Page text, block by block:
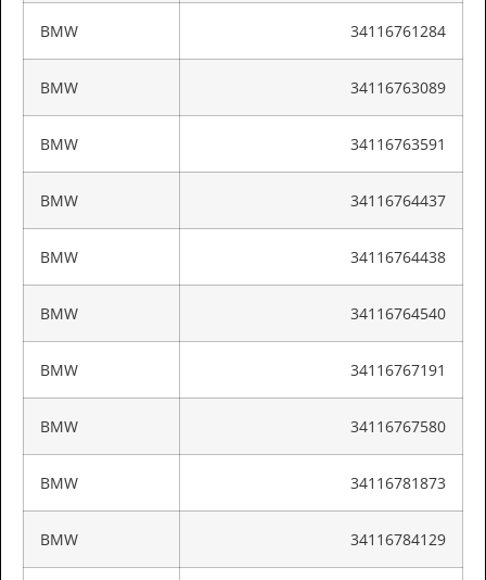
BMW 34116761284
BMW 34116763089
BMW 34116763591
BMW 34116764437
BMW 34116764438
BMW 34116764540
BMW 34116767191
BMW 34116767580
BMW 34116781873
BMW 34116784129